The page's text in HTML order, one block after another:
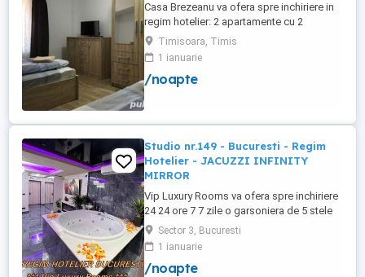
Casa Brezeanu va ofera spre inchiriere in
regim hotelier: 2 apartamente cu 2
dormitoare, baie si bucatarie proprie. (4
locuri cazare in fiecare apartament) 1
apartament cu 1 dormitor, baie si
bucatarie proprie. (3 locuri cazare) Fiecare
Timisoara, Timis
1 ianuarie
/noapte
Studio nr.149 - Bucuresti - Regim
Hotelier - JACUZZI INFINITY
MIRROR
Vip Luxury Rooms va ofera spre inchiriere
24 24 ore 7 7 zile o garsoniera de 5 stele
Luxoase cu un desing unic si deosebit in
Sector 3 Bucuresti . Garsoniera se alfa in
Complex Rezidential Nou . Acces Bariera
Monitorizare Video in Complex ( de la
Sector 3, Bucuresti
1 ianuarie
/noapte